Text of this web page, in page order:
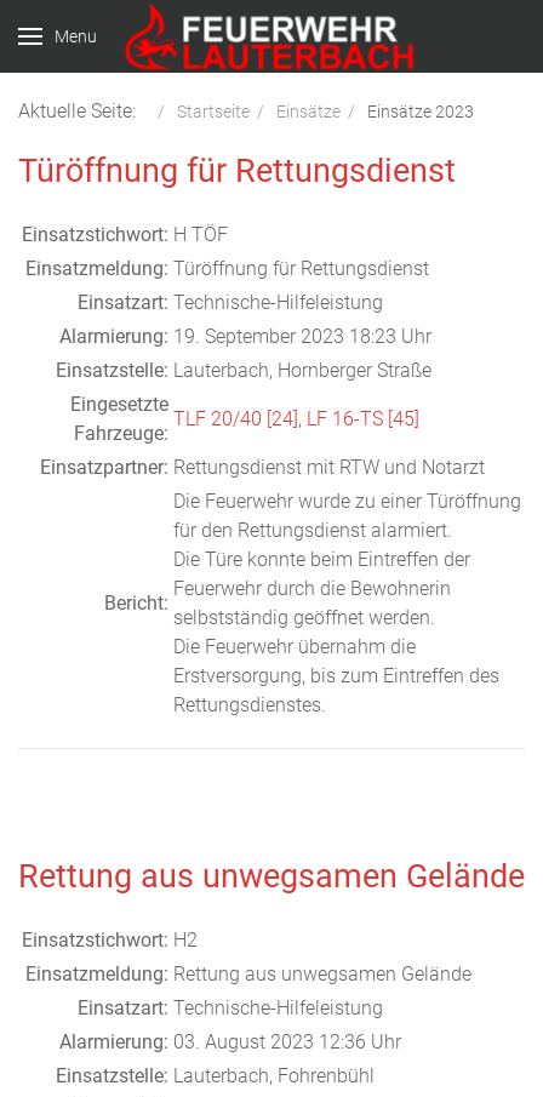
Menu
Aktuelle Seite: Startseite Einsätze Einsätze 2023
Türöffnung für Rettungsdienst
Einsatzstichwort: H TÖF
Einsatzmeldung: Türöffnung für Rettungsdienst
Einsatzart: Technische-Hilfeleistung
Alarmierung: 19. September 2023 18:23 Uhr
Einsatzstelle: Lauterbach, Hornberger Straße
Eingesetzte
Fahrzeuge:
TLF 20/40 [24], LF 16-TS [45]
Einsatzpartner: Rettungsdienst mit RTW und Notarzt
Bericht:
Die Feuerwehr wurde zu einer Türöffnung
für den Rettungsdienst alarmiert.
Die Türe konnte beim Eintreffen der
Feuerwehr durch die Bewohnerin
selbstständig geöffnet werden.
Die Feuerwehr übernahm die
Erstversorgung, bis zum Eintreffen des
Rettungsdienstes.
Rettung aus unwegsamen Gelände
Einsatzstichwort: H2
Einsatzmeldung: Rettung aus unwegsamen Gelände
Einsatzart: Technische-Hilfeleistung
Alarmierung: 03. August 2023 12:36 Uhr
Einsatzstelle: Lauterbach, Fohrenbühl